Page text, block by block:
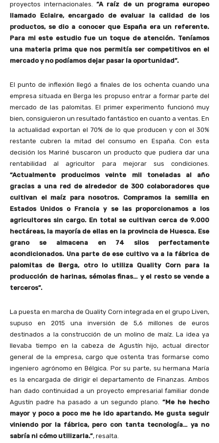
proyectos internacionales. “A raíz de un programa europeo
llamado Eclaire, encargado de evaluar la calidad de los
productos, se dio a conocer que España era un referente.
Para mi este estudio fue un toque de atención. Teníamos
una materia prima que nos permitía ser competitivos en el
mercado y no podíamos dejar pasar la oportunidad”.
El punto de inflexión llegó a finales de los ochenta cuando una
empresa situada en Berga les propuso entrar a formar parte del
mercado de las palomitas. El primer experimento funcionó muy
bien, consiguieron un resultado fantástico en cuanto a ventas. En
la actualidad exportan el 70% de lo que producen y con el 30%
restante cubren la mitad del consumo en España. Con esta
decisión los Mariné buscaron un producto que pudiera dar una
rentabilidad al agricultor para mejorar sus condiciones.
“Actualmente producimos veinte mil toneladas al año
gracias a una red de alrededor de 300 colaboradores que
cultivan el maíz para nosotros. Compramos la semilla en
Estados Unidos o Francia y se las proporcionamos a los
agricultores sin cargo. En total se cultivan cerca de 9.000
hectáreas, la mayoría de ellas en la provincia de Huesca. Ese
grano se almacena en 74 silos perfectamente
acondicionados. Una parte de ese cultivo va a la fábrica de
palomitas de Berga, otro lo utiliza Quality Corn para la
producción de harinas, sémolas finas… y el resto se vende a
terceros”.
La puesta en marcha de Quality Corn integrada en el grupo Liven,
supuso en 2015 una inversión de 5,6 millones de euros
destinados a la construcción de un molino de maíz. La idea ya
llevaba tiempo en la cabeza de Agustín hijo, actual director
general de la empresa, cargo que ostenta tras formarse como
ingeniero agrónomo en Bélgica. Por su parte, su hermana María
es la encargada de dirigir el departamento de Finanzas. Ambos
han dado continuidad a un proyecto empresarial familiar donde
Agustín padre ha pasado a un segundo plano.“Me he hecho
mayor y poco a poco me he ido apartando. Me gusta seguir
viniendo por la fábrica, pero con tanta tecnología… ya no
sabría ni cómo utilizarla.”, resalta.